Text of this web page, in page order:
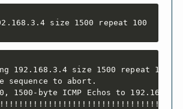
size 1500 repeat 100
192.168.3.4 size 1500 repeat 100
sequence to abort.
1500-byte ICMP Echos to